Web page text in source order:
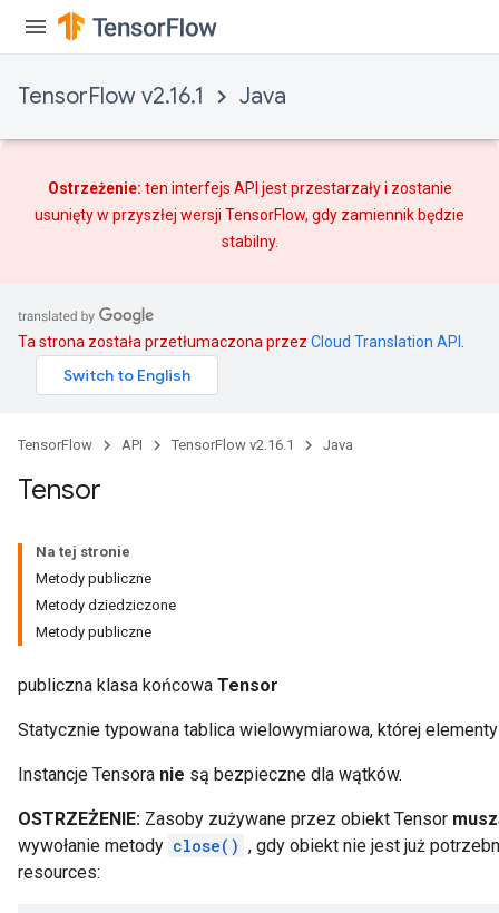
TensorFlow v2.16.1 Java
Ostrzeżenie: ten interfejs API jest przestarzały i zostanie
usunięty w przyszłej wersji TensorFlow, gdy zamiennik będzie
stabilny.
Ta strona została przetłumaczona przez Cloud Translation API
TensorFlow API TensorFlow v2.16.1 Java
Tensor
Na tej stronie
Metody publiczne
Metody dziedziczone
Metody publiczne
publiczna klasa końcowa Tensor
Statycznie typowana tablica wielowymiarowa, której
Instancje Tensora nie są bezpieczne dla wątków.
OSTRZEŻENIE: Zasoby zużywane przez obiekt Tensor
wywołanie metody close() , gdy obiekt nie jest już
resources: